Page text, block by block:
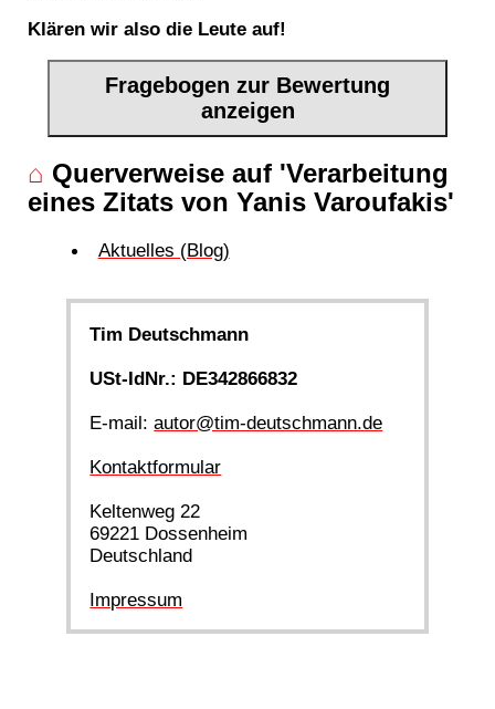
Klären wir also die Leute auf!
Fragebogen zur Bewertung
anzeigen
⌂ Querverweise auf 'Verarbeitung
eines Zitats von Yanis Varoufakis'
Aktuelles (Blog)
Tim Deutschmann
USt-IdNr.: DE342866832
E-mail:autor@tim-deutschmann.de
Kontaktformular
Keltenweg 22
69221 Dossenheim
Deutschland
Impressum